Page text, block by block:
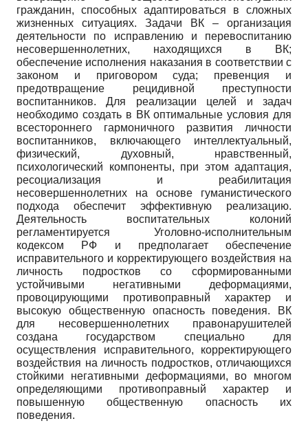
гражданин, способных адаптироваться в сложных
жизненных ситуациях. Задачи ВК – организация
деятельности по исправлению и перевоспитанию
несовершеннолетних, находящихся в ВК;
обеспечение исполнения наказания в соответствии с
законом и приговором суда; превенция и
предотвращение рецидивной преступности
воспитанников. Для реализации целей и задач
необходимо создать в ВК оптимальные условия для
всестороннего гармоничного развития личности
воспитанников, включающего интеллектуальный,
физический, духовный, нравственный,
психологический компоненты, при этом адаптация,
ресоциализация и реабилитация
несовершеннолетних на основе гуманистического
подхода обеспечит эффективную реализацию.
Деятельность воспитательных колоний
регламентируется Уголовно-исполнительным
кодексом РФ и предполагает обеспечение
исправительного и корректирующего воздействия на
личность подростков со сформированными
устойчивыми негативными деформациями,
провоцирующими противоправный характер и
высокую общественную опасность поведения. ВК
для несовершеннолетних правонарушителей
создана государством специально для
осуществления исправительного, корректирующего
воздействия на личность подростков, отличающихся
стойкими негативными деформациями, во многом
определяющими противоправный характер и
повышенную общественную опасность их
поведения.